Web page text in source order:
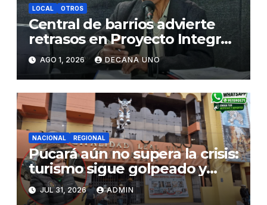
LOCAL OTROS
Central de barrios advierte
retrasos en Proyecto Integral
de Agua y Alcantarillado para
Juliaca
AGO 1, 2026 DECANA UNO
NACIONAL REGIONAL
Pucará aún no supera la crisis:
turismo sigue golpeado y
alcaldesa exige al nuevo
Gobierno fondos para obras
JUL 31, 2026 ADMIN